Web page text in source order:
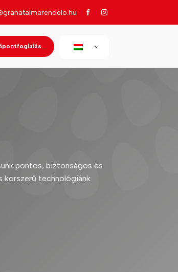
pontos, biztonságos és
korszerű technológiánk